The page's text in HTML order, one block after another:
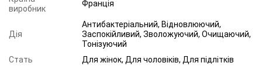
виробник
Франція
Дія
Антибактеріальний, Відновлюючий,
Заспокійливий, Зволожуючий, Очищаючий,
Тонізуючий
Стать
Для жінок, Для чоловіків, Для підлітків